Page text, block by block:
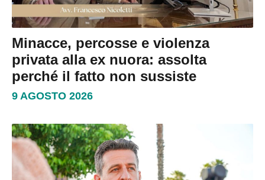
Minacce, percosse e violenza
privata alla ex nuora: assolta
perché il fatto non sussiste
9 AGOSTO 2026